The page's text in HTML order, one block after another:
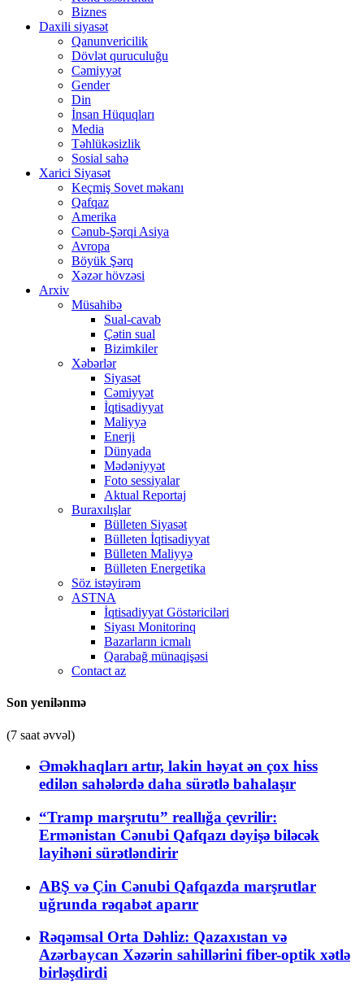
Biznes
Daxili siyasət
Qanunvericilik
Dövlət quruculuğu
Cəmiyyət
Gender
Din
İnsan Hüquqları
Media
Təhlükəsizlik
Sosial sahə
Xarici Siyasət
Keçmiş Sovet məkanı
Qafqaz
Amerika
Cənub-Şərqi Asiya
Avropa
Böyük Şərq
Xəzər hövzəsi
Arxiv
Müsahibə
Sual-cavab
Çətin sual
Bizimkiler
Xəbərlər
Siyasət
Cəmiyyət
İqtisadiyyat
Maliyyə
Enerji
Dünyada
Mədəniyyət
Foto sessiyalar
Aktual Reportaj
Buraxılışlar
Bülleten Siyasət
Bülleten İqtisadiyyat
Bülleten Maliyyə
Bülleten Energetika
Söz istəyirəm
ASTNA
İqtisadiyyat Göstəriciləri
Siyası Monitorinq
Bazarların icmalı
Qarabağ münaqişəsi
Contact az
Son yenilənmə
(7 saat əvvəl)
Əməkhaqları artır, lakin həyat ən çox hiss
edilən sahələrdə daha sürətlə bahalaşır
“Tramp marşrutu” reallığa çevrilir:
Ermənistan Cənubi Qafqazı dəyişə biləcək
layihəni sürətləndirir
ABŞ və Çin Cənubi Qafqazda marşrutlar
uğrunda rəqabət aparır
Rəqəmsal Orta Dəhliz: Qazaxıstan və
Azərbaycan Xəzərin sahillərini fiber-optik xətlə
birləşdirdi